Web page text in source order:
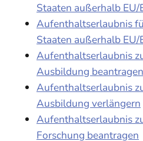
Staaten außerhalb
Aufenthaltserlaubnis
Staaten außerhalb
Aufenthaltserlaubnis
Ausbildung beantragen
Aufenthaltserlaubnis
Ausbildung verlängern
Aufenthaltserlaubnis
Forschung beantragen